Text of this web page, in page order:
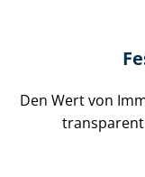
Den Wert von